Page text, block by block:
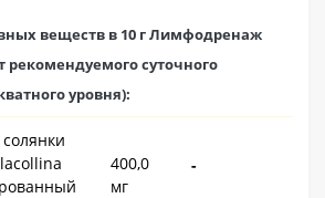
веществ в 10 г Лимфодренаж
рекомендуемого суточного
уровня):
400,0
мг
-